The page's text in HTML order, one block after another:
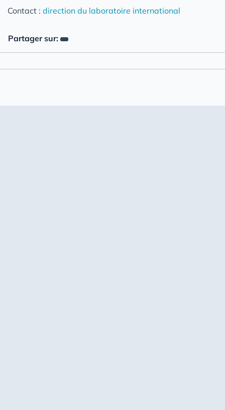
Contact : direction du laboratoire international
Partager sur: